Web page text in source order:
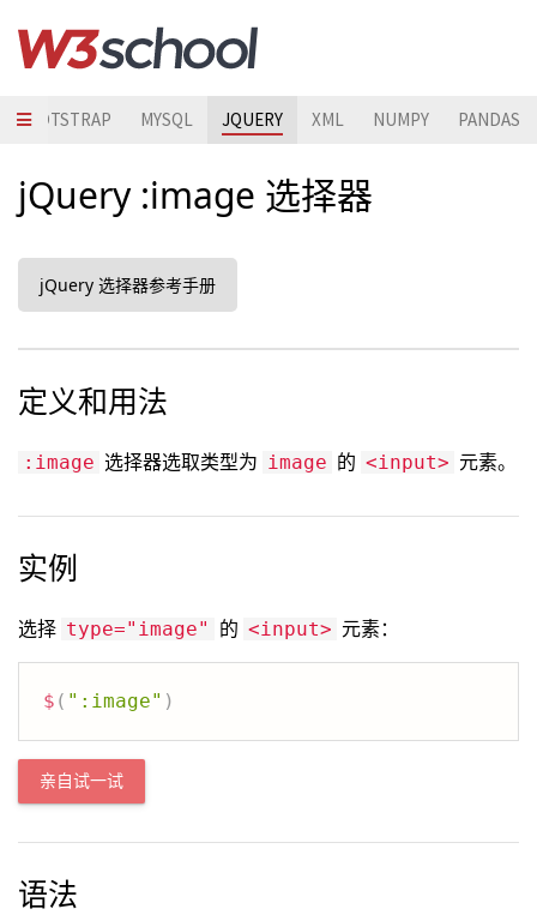
BOOTSTRAP MYSQL JQUERY XML NUMPY PANDAS
jQuery :image 选择器
jQuery 选择器参考手册
定义和用法
:image 选择器选取类型为 image 的 <input> 元素。
实例
选择 type="image" 的 <input> 元素：
$ ( ":image" )
亲自试一试
语法